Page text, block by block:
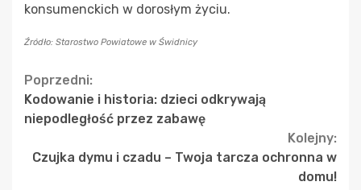
konsumenckich w dorosłym życiu.
Źródło: Starostwo Powiatowe w Świdnicy
Continue
Reading
Poprzedni:
Kodowanie i historia: dzieci odkrywają
niepodległość przez zabawę
Kolejny:
Czujka dymu i czadu – Twoja tarcza ochronna w
domu!